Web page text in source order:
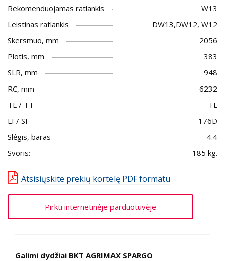
Rekomenduojamas ratlankis
W13
Leistinas ratlankis
DW13,DW12, W12
Skersmuo, mm
2056
Plotis, mm
383
SLR, mm
948
RC, mm
6232
TL / TT
TL
LI / SI
176D
Slėgis, baras
4.4
Svoris:
185 kg.
Atsisiųskite prekių kortelę PDF formatu
Pirkti internetinėje parduotuvėje
Galimi dydžiai BKT AGRIMAX SPARGO